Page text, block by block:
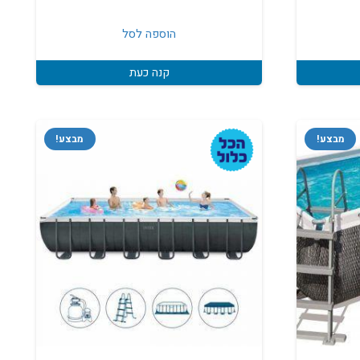
₪2,190.
היה:
הוספה לסל
קנה כעת
מבצע! מבצע!